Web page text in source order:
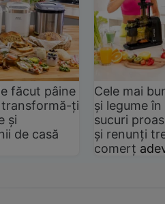
făcut pâine
transformă-ți
și
de casă
Cele mai
și legume
sucuri
și renunți
comerț